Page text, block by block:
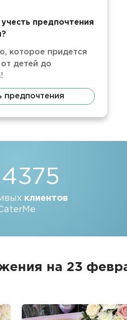
учесть предпочтения
которое придется
детей до
предпочтения
клиентов
на 23